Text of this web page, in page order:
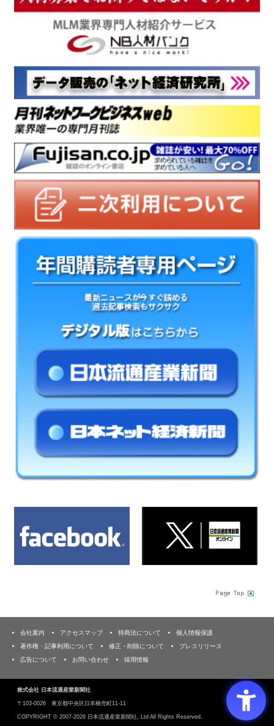
会社案内 アクセスマップ 特商法について
個人情報保護
著作権・記事利用について
修正・削除について
プレスリリース
広告について
お問い合わせ 採用情報
株式会社 日本流通産業新聞社
〒103‐0026 東京都中央区日本橋兜町11-11
COPYRIGHT © 2007-2026 日本流通産業新聞社, Ltd All Rights Reserved.